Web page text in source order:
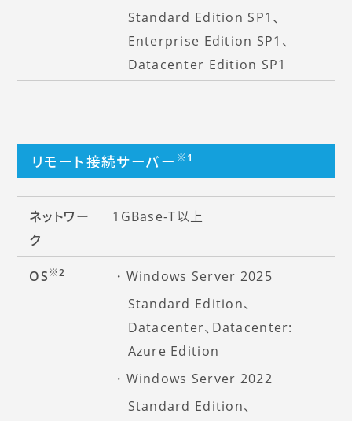
Standard Edition SP1、
Enterprise Edition SP1、
Datacenter Edition SP1
リモート接続サーバー ※1
ネットワー
ク
1GBase-T以上
OS※2
Windows Server 2025
Standard Edition、
Datacenter、Datacenter:
Azure Edition
Windows Server 2022
Standard Edition、